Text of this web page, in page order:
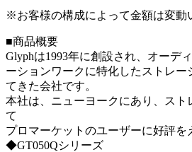
※お客様の構成によって金額は変動
■商品概要
Glyphは1993年に創設され、オーデ
ーションワークに特化したストレー
てきた会社です。
本社は、ニューヨークにあり、スト
て
プロマーケットのユーザーに好評を
◆GT050Qシリーズ